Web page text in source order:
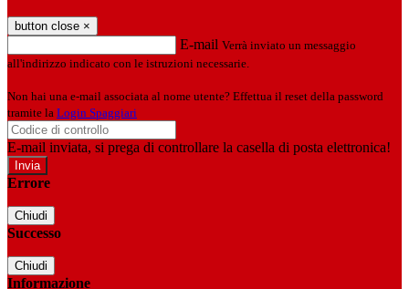
button close ×
E-mail Verrà inviato un messaggio
all'indirizzo indicato con le istruzioni necessarie.
Non hai una e-mail associata al nome utente? Effettua il reset della password
tramite la Login Spaggiari
E-mail inviata, si prega di controllare la casella di posta elettronica!
Errore
Chiudi
Successo
Chiudi
Informazione